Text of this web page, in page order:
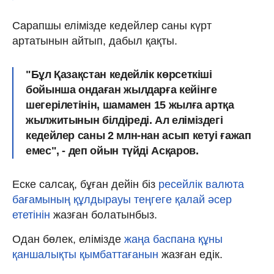
Сарапшы елімізде кедейлер саны күрт
артатынын айтып, дабыл қақты.
"Бұл Қазақстан кедейлік көрсеткіші
бойынша ондаған жылдарға кейінге
шегерілетінін, шамамен 15 жылға артқа
жылжитынын білдіреді. Алеліміздегі
кедейлер саны 2 млн-нан асып кетуі ғажап
емес", - деп ойын түйді Асқаров.
Еске салсақ, бұған дейін біз ресейлік валюта
бағамының құлдырауы теңгеге қалай әсер
ететінін жазған болатынбыз.
Одан бөлек, елімізде жаңа баспана құны
қаншалықты қымбаттағанын жазған едік.